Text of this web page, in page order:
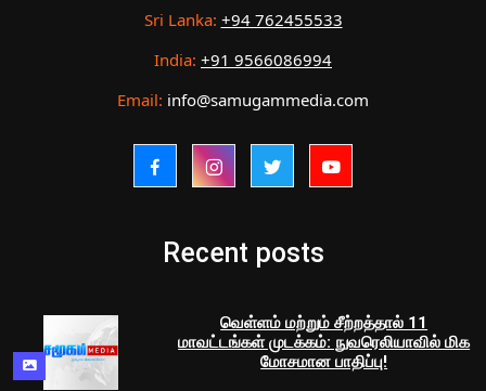
Sri Lanka: +94 762455533
India: +91 9566086994
Email: info@samugammedia.com
Recent posts
வெள்ளம் மற்றும் சீற்றத்தால் 11
மாவட்டங்கள் முடக்கம்: நுவரெலியாவில் மிக
மோசமான பாதிப்பு!